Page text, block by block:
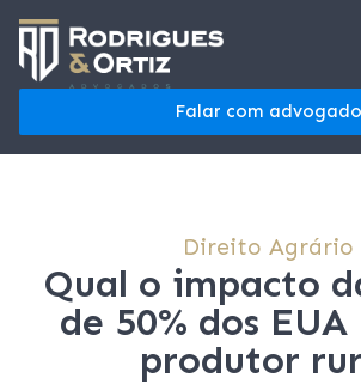
Falar com advogado
Direito Agrário
Qual o impacto
de 50% dos
produtor